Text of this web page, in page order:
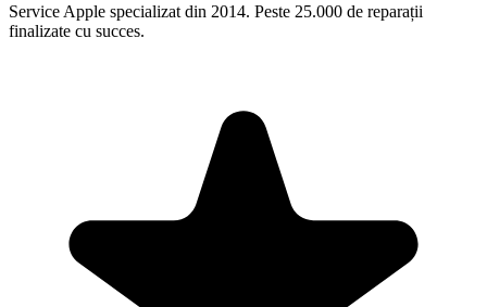
Service Apple specializat din 2014. Peste 25.000 de reparații
finalizate cu succes.